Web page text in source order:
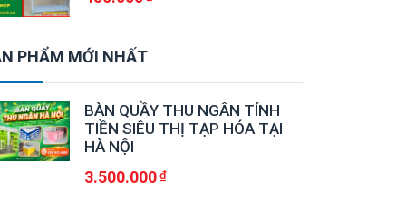
PHẨM MỚI NHẤT
BÀN QUẦY THU NGÂN TÍNH
TIỀN SIÊU THỊ TẠP HÓA TẠI
HÀ NỘI
3.500.000